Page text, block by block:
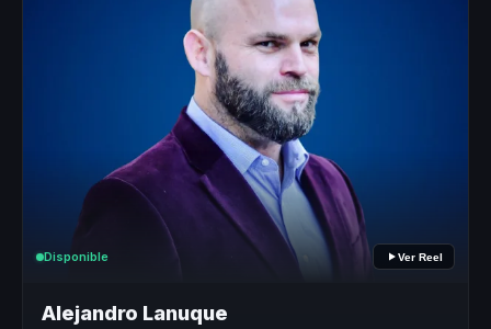
Disponible Ver Reel
Alejandro Lanuque